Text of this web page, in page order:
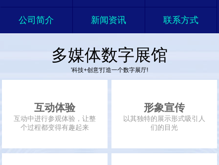
公司简介 新闻资讯 联系方式
多媒体数字展馆
'科技+创意'打造一个数字展厅!
互动体验
互动中进行参观体验，让整
个过程都变得有趣起来
形象宣传
以其独特的展示形式吸引人
们的目光